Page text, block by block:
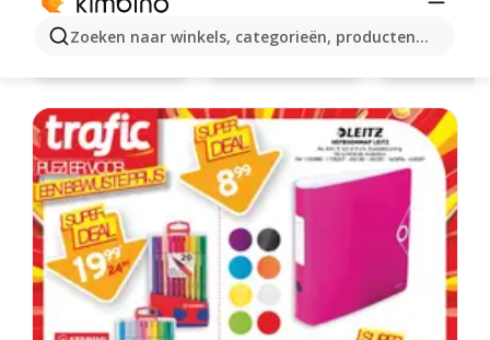
Zoeken naar winkels, categorieën, producten...
Action